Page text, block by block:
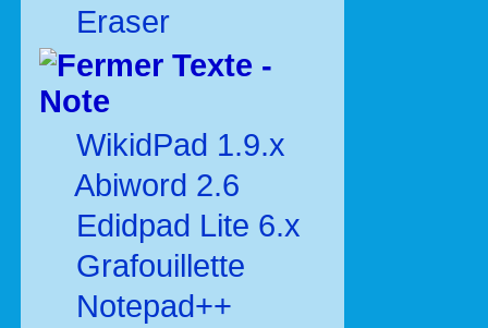
Eraser
Texte -
Note
WikidPad 1.9.x
Abiword 2.6
Edidpad Lite 6.x
Grafouillette
Notepad++